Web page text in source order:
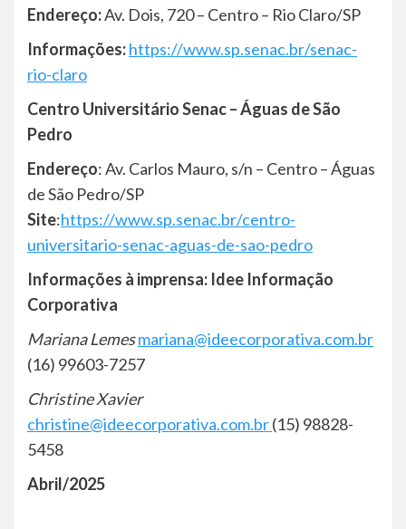
Endereço:Av. Dois, 720 – Centro – Rio Claro/SP
Informações:https://www.sp.senac.br/senac-
rio-claro
Centro Universitário Senac – Águas de São
Pedro
Endereço: Av. Carlos Mauro, s/n – Centro – Águas
de São Pedro/SP
Site:https://www.sp.senac.br/centro-
universitario-senac-aguas-de-sao-pedro
Informações à imprensa: Idee Informação
Corporativa
Mariana Lemesmariana@ideecorporativa.com.br
(16) 99603-7257
Christine Xavier
christine@ideecorporativa.com.br(15) 98828-
5458
Abril/2025